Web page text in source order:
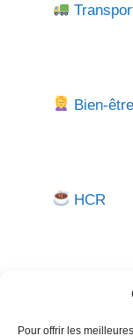
Pour offrir les
Bien-être
HCR